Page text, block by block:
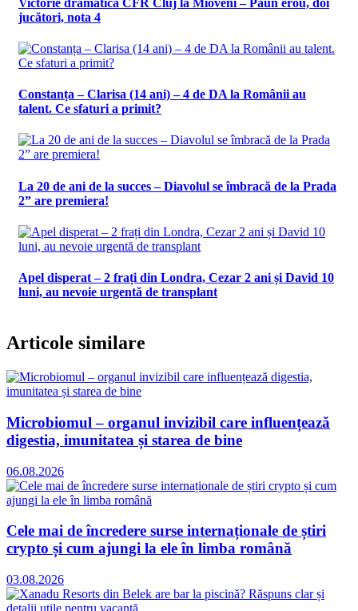
jucători, nota 4
Constanța – Clarisa (14 ani) – 4 de DA la Românii au
talent. Ce sfaturi a primit?
La 20 de ani de la succes – Diavolul se îmbracă de la Prada
2” are premiera!
Apel disperat – 2 frați din Londra, Cezar 2 ani și David 10
luni, au nevoie urgentă de transplant
Articole similare
Microbiomul – organul invizibil care influențează
digestia, imunitatea și starea de bine
06.08.2026
Cele mai de încredere surse internaționale de știri
crypto și cum ajungi la ele în limba română
03.08.2026